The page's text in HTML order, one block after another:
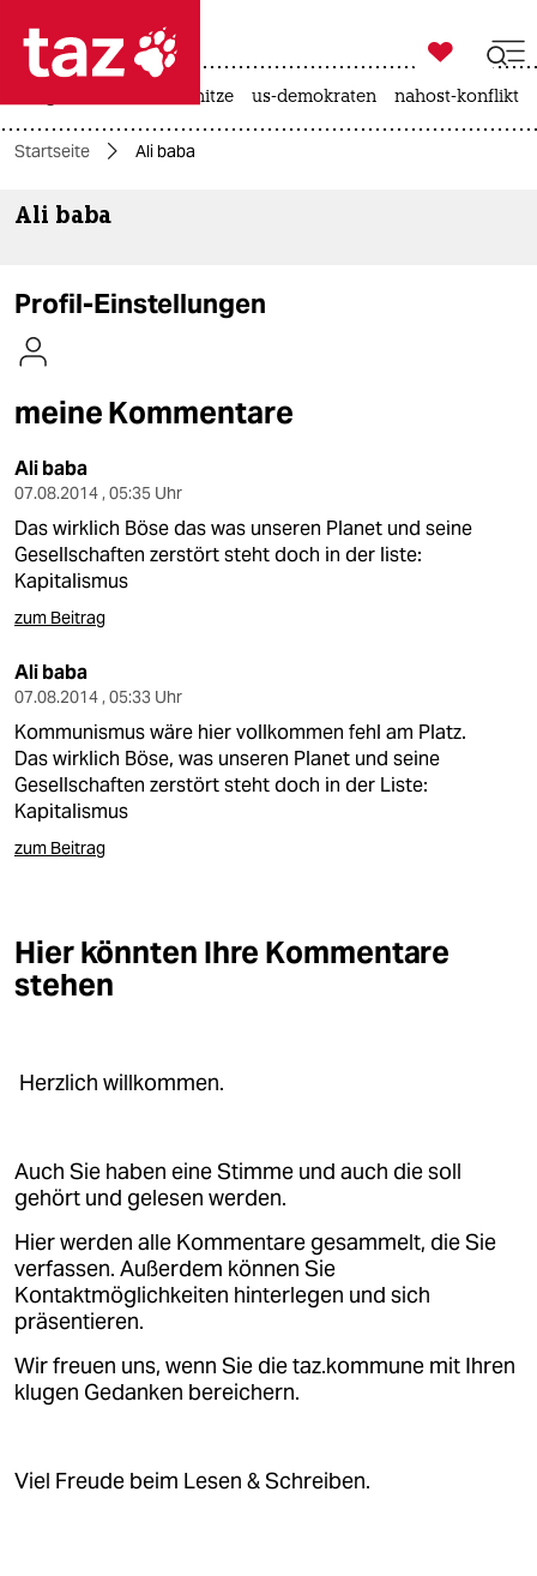
 taz zahl ich
themen
kultur
sport
berlin
nord
verlag
verlag
veranstaltungen
shop
unterstützen
abo
epaper login

taz zahl ich
hitze us-demokraten nahost-konflikt
Startseite Ali baba
Ali baba
Profil-Einstellungen
meine Kommentare
Ali baba
07.08.2014 , 05:35 Uhr
Das wirklich Böse das was unseren Planet und seine
Gesellschaften zerstört steht doch in der liste:
Kapitalismus
zum Beitrag
Ali baba
07.08.2014 , 05:33 Uhr
Kommunismus wäre hier vollkommen fehl am Platz.
Das wirklich Böse, was unseren Planet und seine
Gesellschaften zerstört steht doch in der Liste:
Kapitalismus
zum Beitrag
Hier könnten Ihre Kommentare
stehen
Herzlich willkommen.
Auch Sie haben eine Stimme und auch die soll
gehört und gelesen werden.
Hier werden alle Kommentare gesammelt, die Sie
verfassen. Außerdem können Sie
Kontaktmöglichkeiten hinterlegen und sich
präsentieren.
Wir freuen uns, wenn Sie die taz.kommune mit Ihren
klugen Gedanken bereichern.
Viel Freude beim Lesen & Schreiben.